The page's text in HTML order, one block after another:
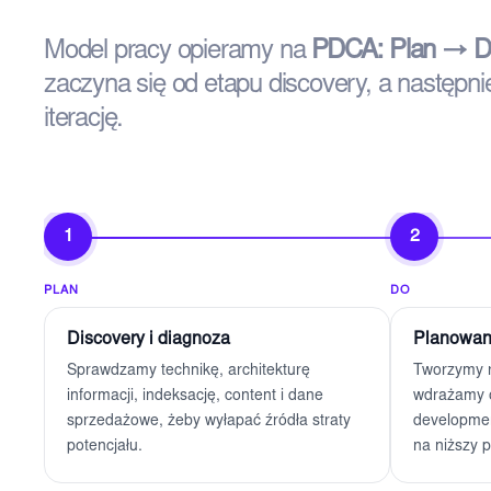
Model pracy opieramy na PDCA: Plan →
zaczyna się od etapu discovery, a
iterację.
1
PLAN
Discovery i diagnoza
Sprawdzamy technikę, architekturę
informacji, indeksację, content i dane
sprzedażowe, żeby wyłapać źródła straty
potencjału.
2
DO
Tworzymy
wdrażamy
na niższy